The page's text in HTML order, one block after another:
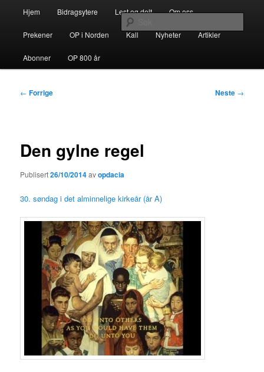
Dominikanerordenen i Norden
Hjem Bidragsytere Lest og delt Om oss
Prekener OP i Norden Kall Nyheter Artikler
Abonner OP 800 år
Innleggsnavigasjon
← Forrige Neste →
Den gylne regel
Publisert26/10/2014avopdacia
30. søndag i det alminnelige kirkeår (år A)